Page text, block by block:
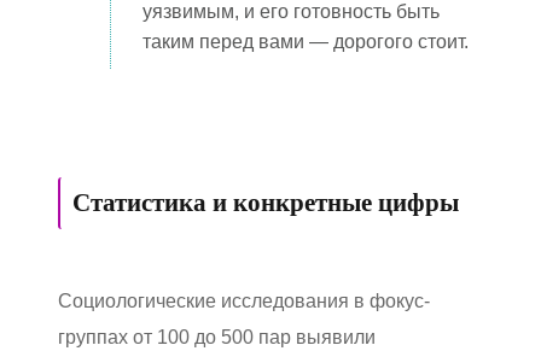
уязвимым, и его готовность быть
таким перед вами — дорогого стоит.
Статистика и конкретные цифры
Социологические исследования в фокус-
группах от 100 до 500 пар выявили